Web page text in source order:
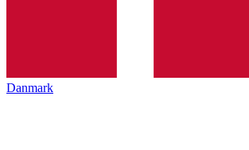
Danmark